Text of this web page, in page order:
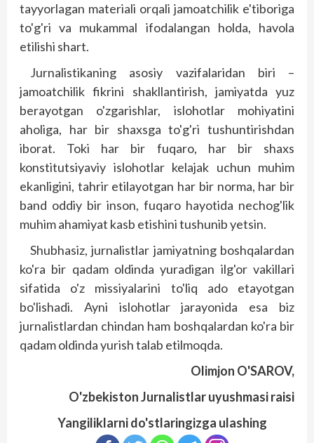
tayyorlagan materiali orqali jamoatchilik e'tiboriga
to'g'ri va mukammal ifodalangan holda, havola
etilishi shart.
Jurnalistikaning asosiy vazifalaridan biri –
jamoatchilik fikrini shakllantirish, jamiyatda yuz
berayotgan o'zgarishlar, islohotlar mohiyatini
aholiga, har bir shaxsga to'g'ri tushuntirishdan
iborat. Toki har bir fuqaro, har bir shaxs
konstitutsiyaviy islohotlar kelajak uchun muhim
ekanligini, tahrir etilayotgan har bir norma, har bir
band oddiy bir inson, fuqaro hayotida nechog'lik
muhim ahamiyat kasb etishini tushunib yetsin.
Shubhasiz, jurnalistlar jamiyatning bosh­qalardan
ko'ra bir qadam oldinda yuradigan ilg'or vakillari
sifatida o'z missiyalarini to'liq ado etayotgan
bo'lishadi. Ayni islohotlar jarayonida esa biz
jurnalistlardan chindan ham boshqalardan ko'ra bir
qadam oldinda yurish talab etilmoqda.
Olimjon O'SAROV,
O'zbekiston Jurnalistlar uyushmasi raisi
Yangiliklarni do'stlaringizga ulashing